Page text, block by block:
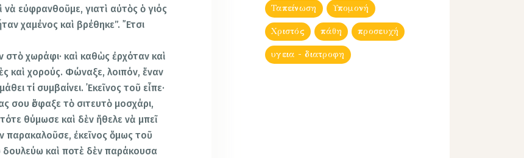
εὐφρανθοῦμε, γιατὶ αὐτὸς ὁ γιός
χαμένος καὶ βρέθηκε”. ῎Ετσι
στὸ χωράφι· καὶ καθὼς ἐρχόταν καὶ
καὶ χορούς. Φώναξε, λοιπόν, ἕναν
τί συμβαίνει. ᾿Εκεῖνος τοῦ εἶπε·
σου ἔσφαξε τὸ σιτευτὸ μοσχάρι,
θύμωσε καὶ δὲν ἤθελε νὰ μπεῖ
παρακαλοῦσε, ἐκεῖνος ὅμως τοῦ
δουλεύω καὶ ποτὲ δὲν παράκουσα
Ταπείνωση Υπομονή
Χριστός πάθη προσευχή
υγεια - διατροφη